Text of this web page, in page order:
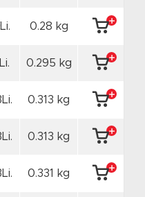
0.28 kg
0.295 kg
0.313 kg
0.313 kg
0.331 kg